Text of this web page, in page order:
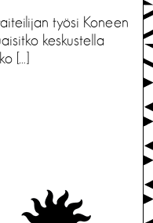
työsi Koneen
keskustella
[…]